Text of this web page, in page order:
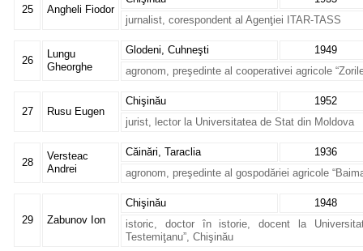
25 Angheli Fiodor
jurnalist, corespondent al Agenţiei ITAR-TASS
26
Lungu
Gheorghe
Glodeni, Cuhneşti
1949
agronom, preşedinte al cooperativei agricole
27 Rusu Eugen
Chişinău
1952
jurist, lector la Universitatea de Stat din Moldova
28
Versteac
Andrei
Căinări, Taraclia
1936
agronom, preşedinte al gospodăriei agricole
29 Zabunov Ion
Chişinău
1948
istoric, doctor în istorie, docent la
Testemiţanu”, Chişinău